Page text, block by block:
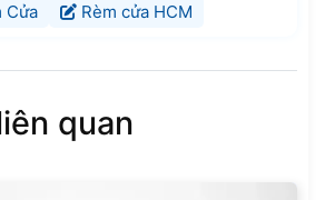
Cửa
Rèm cửa HCM
quan